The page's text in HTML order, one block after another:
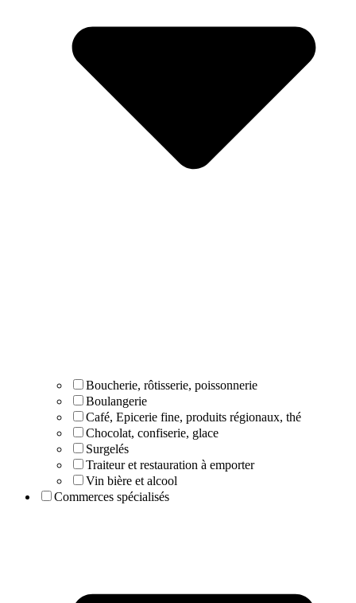
Boucherie, rôtisserie, poissonnerie
Boulangerie
Café, Epicerie fine, produits régionaux, thé
Chocolat, confiserie, glace
Surgelés
Traiteur et restauration à emporter
Vin bière et alcool
Commerces spécialisés